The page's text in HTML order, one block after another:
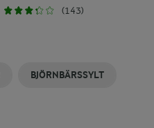
(143)
BJÖRNBÄRSSYLT